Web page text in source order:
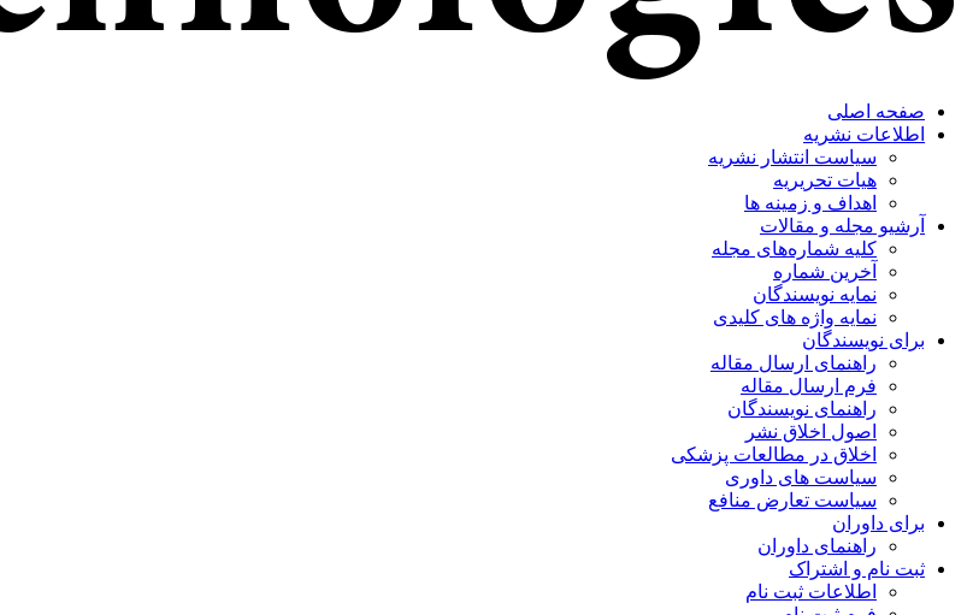
صفحه اصلی
اطلاعات نشریه
سیاست انتشار نشریه
هیات تحریریه
اهداف و زمینه ها
آرشیو مجله و مقالات
کلیه شماره‌های مجله
آخرین شماره
نمایه نویسندگان
نمایه واژه های کلیدی
برای نویسندگان
راهنمای ارسال مقاله
فرم ارسال مقاله
راهنمای نویسندگان
اصول اخلاق نشر
اخلاق در مطالعات پزشکی
سیاست های داوری
سیاست تعارض منافع
برای داوران
راهنمای داوران
ثبت نام و اشتراک
اطلاعات ثبت نام